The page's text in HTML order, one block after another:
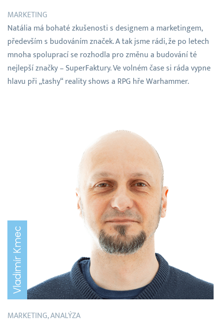
MARKETING
Natália má bohaté zkušenosti s designem a marketingem,
především s budováním značek. A tak jsme rádi, že po letech
mnoha spoluprací se rozhodla pro změnu a budování té
nejlepší značky – SuperFaktury. Ve volném čase si ráda vypne
hlavu při „tashy“ reality shows a RPG hře Warhammer.
Vladimír Kmec
MARKETING, ANALÝZA